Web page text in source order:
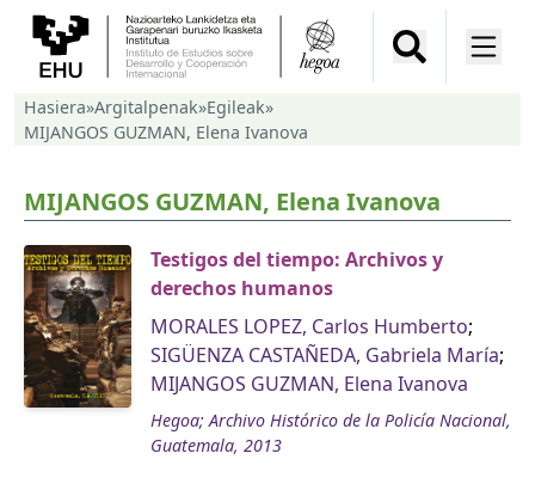
Hasiera»Argitalpenak»Egileak»
MIJANGOS GUZMAN, Elena Ivanova
MIJANGOS GUZMAN, Elena Ivanova
Testigos del tiempo: Archivos y
derechos humanos
MORALES LOPEZ, Carlos Humberto;
SIGÜENZA CASTAÑEDA, Gabriela María;
MIJANGOS GUZMAN, Elena Ivanova
Hegoa; Archivo Histórico de la Policía Nacional,
Guatemala, 2013